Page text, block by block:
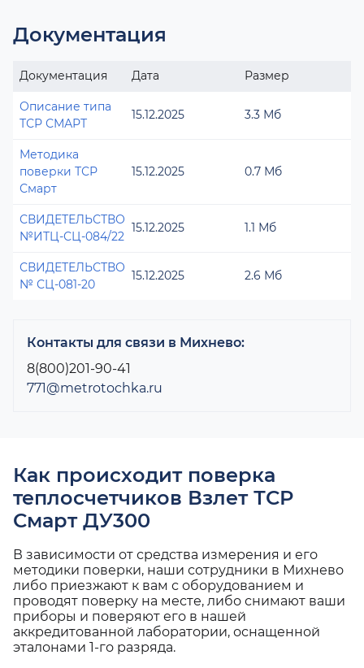
Документация
Документация Дата Размер
Описание типа
ТСР СМАРТ
15.12.2025 3.3 Мб
Методика
поверки ТСР
Смарт
15.12.2025 0.7 Мб
СВИДЕТЕЛЬСТВО
№ИТЦ-СЦ-084/22
15.12.2025 1.1 Мб
СВИДЕТЕЛЬСТВО
№ СЦ-081-20
15.12.2025 2.6 Мб
Контакты для связи в Михнево:
8(800)201-90-41
771@metrotochka.ru
Как происходит поверка
теплосчетчиков Взлет ТСР
Смарт ДУ300
В зависимости от средства измерения и его
методики поверки, наши сотрудники в Михнево
либо приезжают к вам с оборудованием и
проводят поверку на месте, либо снимают ваши
приборы и поверяют его в нашей
аккредитованной лаборатории, оснащенной
эталонами 1-го разряда.